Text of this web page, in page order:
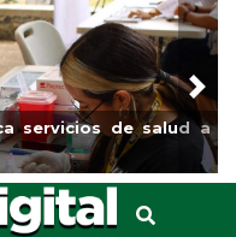
salud a
Municipio
el boulevard 5